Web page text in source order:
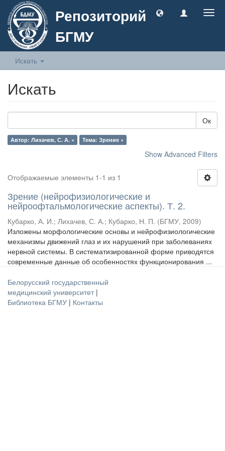
Репозиторий
БГМУ
Искать
Искать
Ок
Автор: Лихачев, С. А. × Тема: Зрение ×
Show Advanced Filters
Отображаемые элементы 1-1 из 1
Зрение (нейрофизиологические и
нейроофтальмологические аспекты). Т. 2.
Кубарко, А. И.; Лихачев, С. А.; Кубарко, Н. П. (БГМУ, 2009)
Изложены морфологические основы и нейрофизиологические
механизмы движений глаз и их нарушений при заболеваниях
нервной системы. В систематизированной форме приводятся
современные данные об особенностях функционирования ...
Белорусский государственный
медицинский университет |
Библиотека БГМУ | Контакты